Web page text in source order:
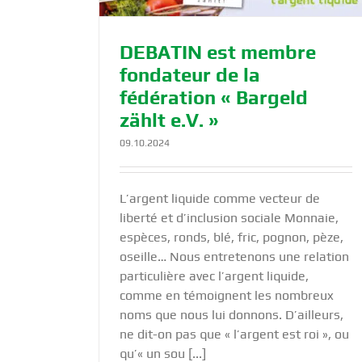
DEBATIN est membre
fondateur de la
fédération « Bargeld
zählt e.V. »
09.10.2024
L’argent liquide comme vecteur de
liberté et d’inclusion sociale Monnaie,
espèces, ronds, blé, fric, pognon, pèze,
oseille… Nous entretenons une relation
particulière avec l’argent liquide,
comme en témoignent les nombreux
noms que nous lui donnons. D’ailleurs,
ne dit-on pas que « l’argent est roi », ou
qu’« un sou [...]